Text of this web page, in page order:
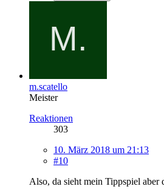
m.scatello
Meister
Reaktionen
303
10. März 2018 um 21:13
#10
Also, da sieht mein Tippspiel aber